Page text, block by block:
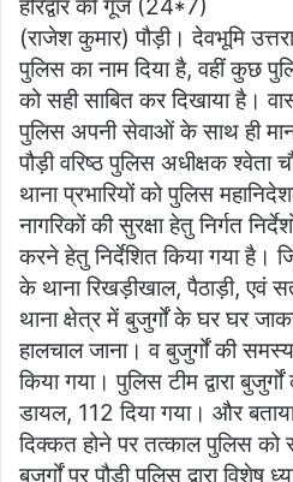
at
s
A
p
p
c
e
b
o
o
k
itt
er
ai
l
ar
e
हरिद्वार की गूंज (24*7)
(राजेश कुमार) पौड़ी। देवभूमि
पुलिस का नाम दिया है, वहीं कुछ
को सही साबित कर दिखाया है।
पुलिस अपनी सेवाओं के साथ ही
पौड़ी वरिष्ठ पुलिस अधीक्षक श्वेता
थाना प्रभारियों को पुलिस
नागरिकों की सुरक्षा हेतु निर्गत
करने हेतु निर्देशित किया गया
के थाना रिखड़ीखाल, पैठाड़ी, एवं
थाना क्षेत्र में बुजुर्गों के घर घर
हालचाल जाना। व बुजुर्गों की
किया गया। पुलिस टीम द्वारा
डायल, 112 दिया गया। और
दिक्कत होने पर तत्काल पुलिस
बुजुर्गों पर पौड़ी पुलिस द्वारा विशेष